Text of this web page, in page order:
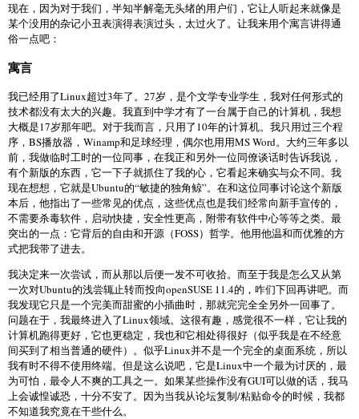
现在，因为对于我们，半知半解毫无头绪的用户们，它让人听起来就像是
某个没用的杂记小丑表演得表演过头，太过火了。让我来用个寓言讲得通
俗一点吧：
寓言
我已经用了Linux超过3年了。27岁，是个文学专业学生，我对任何形式的
技术都没有太大的兴趣。我直到中学才有了一台属于自己的计算机，我想
大概是17岁那年吧。对于我而言，只用了10年的计算机。我只用过三个程
序，BS播放器，Winamp和足球经理，偶尔也用用MS Word。大约三年多以
前，我做临时工时的一位同事，在我正和另外一位同僚谈话时告诉我说，
有个新版的东西，它一下子就抓住了我的心，它看起来确实与众不同。我
现在想想，它就是Ubuntu的“敏捷的独角鲸”。在和这位同事讨论这个新版
本后，他指出了一些常见的优点，这些优点也是我们经常向新手宣传的，
不需要杀毒软件，启动快捷，安全性更高，附带有软件中心等等之类。最
突出的一点：它背后的自由和开源（FOSS）哲学。他用他温和而优雅的方
式把我带了进去。
我决定来一次尝试，而从那以后便一发不可收拾。而至于我是怎么又从第
一次对Ubuntu的浅尝辄止转而投向openSUSE 11.4的，咋们下回再讲吧。而
我发现它只是一个完美而甜蜜的小插曲时，那就完完全全另外一回事了。
问题在于，我最终进入了Linux领域。这很有趣，感觉很不一样，它让我的
计算机跑得更好，它也更稳定，我也和它相处得很好（似乎我是在不经意
间买到了相当普通的硬件）。似乎Linux并不是一个完全的桌面系统，所以
我有时不得不使用终端。但是这么说吧，它是Linux中一个最为讨厌的，最
为可怕，最令人不爽的工具之一。如果某些操作没有GUI可以做的话，我马
上会诚惶诚恐，十分不安了。因为当我从论坛复制/粘贴命令的时候，我都
不知道我究竟在干些什么。